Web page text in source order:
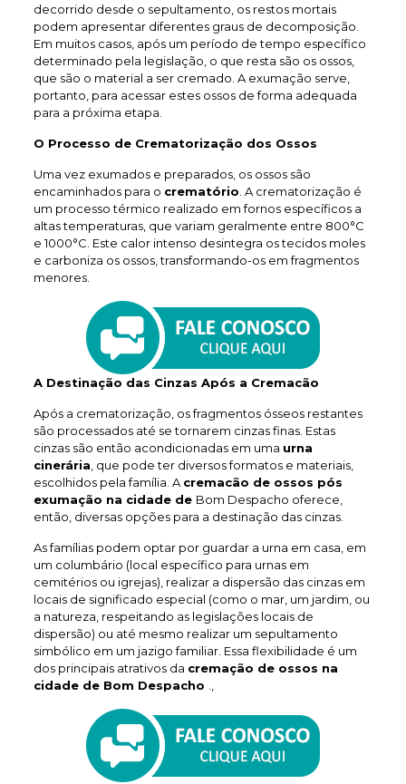
decorrido desde o sepultamento, os restos mortais
podem apresentar diferentes graus de decomposição.
Em muitos casos, após um período de tempo específico
determinado pela legislação, o que resta são os ossos,
que são o material a ser cremado. A exumação serve,
portanto, para acessar estes ossos de forma adequada
para a próxima etapa.
O Processo de Crematorização dos Ossos
Uma vez exumados e preparados, os ossos são
encaminhados para o crematório . A crematorização é
um processo térmico realizado em fornos específicos a
altas temperaturas, que variam geralmente entre 800°C
e 1000°C. Este calor intenso desintegra os tecidos moles
e carboniza os ossos, transformando-os em fragmentos
menores.
A Destinação das Cinzas Após a Cremacão
Após a crematorização, os fragmentos ósseos restantes
são processados até se tornarem cinzas finas. Estas
cinzas são então acondicionadas em uma urna
cinerária , que pode ter diversos formatos e materiais,
escolhidos pela família. A cremacão de ossos pós
exumação na cidade de Bom Despacho oferece,
então, diversas opções para a destinação das cinzas.
As famílias podem optar por guardar a urna em casa, em
um columbário (local específico para urnas em
cemitérios ou igrejas), realizar a dispersão das cinzas em
locais de significado especial (como o mar, um jardim, ou
a natureza, respeitando as legislações locais de
dispersão) ou até mesmo realizar um sepultamento
simbólico em um jazigo familiar. Essa flexibilidade é um
dos principais atrativos da cremação de ossos na
cidade de Bom Despacho